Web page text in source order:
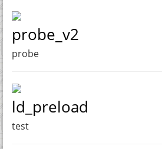
probe_v2
probe
ld_preload
test